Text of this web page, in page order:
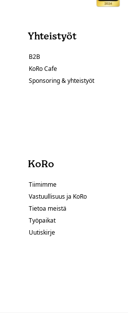
Yhteistyöt
B2B
KoRo Cafe
Sponsoring & yhteistyöt
KoRo
Tiimimme
Vastuullisuus ja KoRo
Tietoa meistä
Työpaikat
Uutiskirje